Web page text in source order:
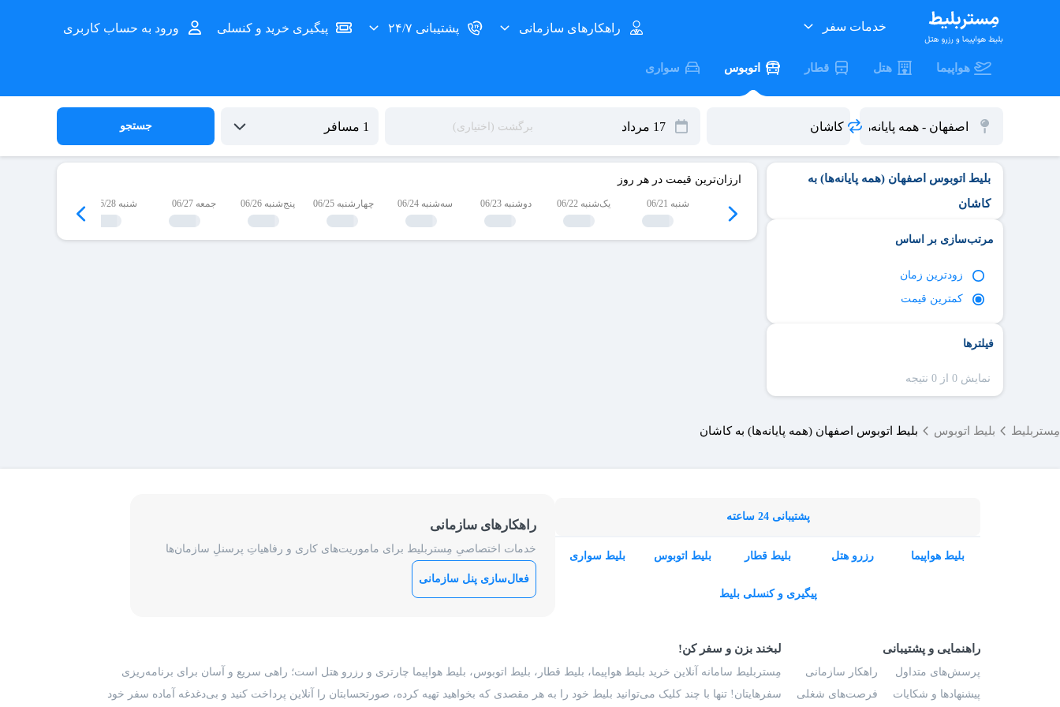
خدمات سفر راهکارهای سازمانی پشتیبانی ۲۴/۷ پیگیری خرید و کنسلی ورود به حساب کاربری
هواپیما هتل قطار اتوبوس سواری
جستجو
بلیط اتوبوس اصفهان (همه پایانه‌ها) به
کاشان
مرتب‌سازی بر اساس
زود‌ترین زمان
کمترین قیمت
فیلترها
نمایش 0 از 0 نتیجه
ارزان‌ترین قیمت در هر روز
سه‌شنبه 06/17 شنبه 06/21 یک‌شنبه 06/22 دوشنبه 06/23 سه‌شنبه 06/24 چهارشنبه 06/25 پنج‌شنبه 06/26 جمعه 06/27 شنبه 06/28
مِستربلیط بلیط اتوبوس بلیط اتوبوس اصفهان (همه پایانه‌ها) به کاشان
پشتیبانی 24 ساعته
بلیط هواپیما رزرو هتل بلیط قطار بلیط اتوبوس بلیط سواری
پیگیری و کنسلی بلیط
راهکارهای سازمانی
خدمات اختصاصیِ مِستربلیط برای ماموریت‌های کاری و رفاهیاتِ پرسنلِ سازمان‌ها
فعال‌سازی پنل سازمانی
راهنمایی و پشتیبانی
پرسش‌های متداول
پیشنهادها و شکایات
راهکار سازمانی
فرصت‌های شغلی
لبخند بزن و سفر کن!
مِستربلیط سامانه آنلاین خرید بلیط هواپیما، بلیط قطار، بلیط اتوبوس، بلیط هواپیما چارتری و رزرو هتل است؛ راهی سریع و آسان برای برنامه‌ریزی
سفرهایتان! تنها با چند کلیک می‌توانید بلیط خود را به هر مقصدی که بخواهید تهیه کرده، صورتحسابتان را آنلاین پرداخت کنید و بی‌دغدغه آماده سفر خود